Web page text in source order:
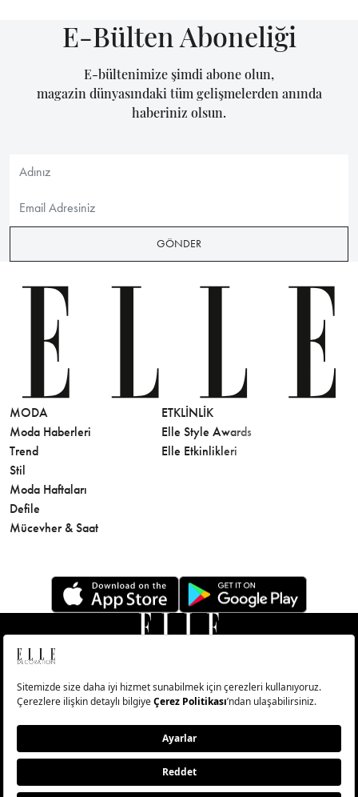
E-Bülten Aboneliği
E-bültenimize şimdi abone olun,
magazin dünyasındaki tüm gelişmelerden anında
haberiniz olsun.
GÖNDER
MODA
Moda Haberleri
Trend
Stil
Moda Haftaları
Defile
Mücevher & Saat
ETKLINLIK
Elle Style Awards
Elle Etkinlikleri
© Big Medya Teknoloji A.Ş. Altunizade Mahallesi Kuşbakışı
Caddesi No:27/1 Üsküdar/İstanbul
Aydınlatma Metni
Copyright © 2026 - Tüm Hakları Saklıdır.